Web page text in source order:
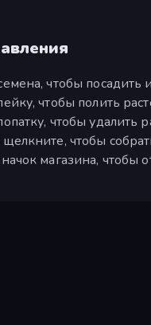
чтобы посадить
чтобы полить
чтобы удалить
чтобы
магазина, чтобы